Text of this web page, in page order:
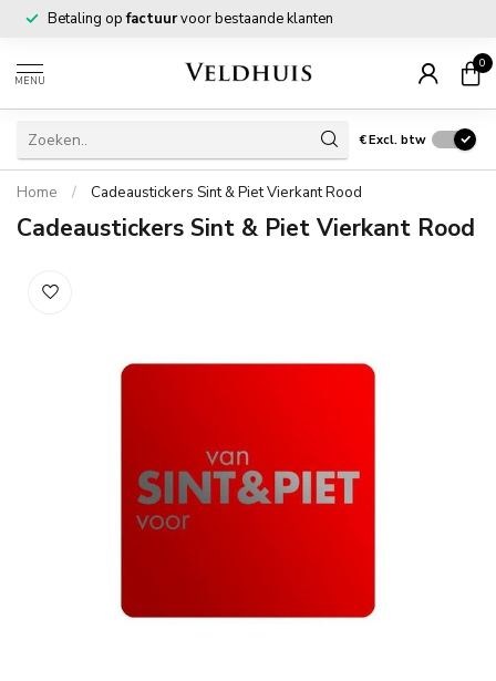
Betaling opfactuurvoor bestaande klanten
MENU
0
€Excl. btw
Home / Cadeaustickers Sint & Piet Vierkant Rood
Cadeaustickers Sint & Piet Vierkant Rood